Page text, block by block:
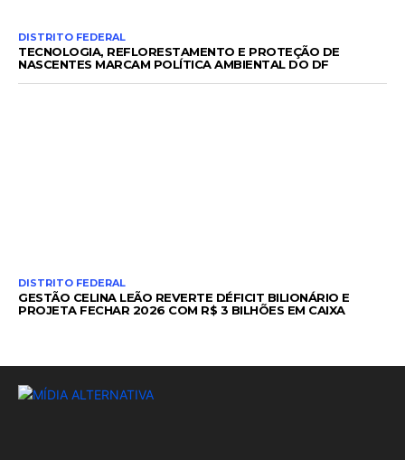
DISTRITO FEDERAL
TECNOLOGIA, REFLORESTAMENTO E PROTEÇÃO DE
NASCENTES MARCAM POLÍTICA AMBIENTAL DO DF
DISTRITO FEDERAL
GESTÃO CELINA LEÃO REVERTE DÉFICIT BILIONÁRIO E
PROJETA FECHAR 2026 COM R$ 3 BILHÕES EM CAIXA